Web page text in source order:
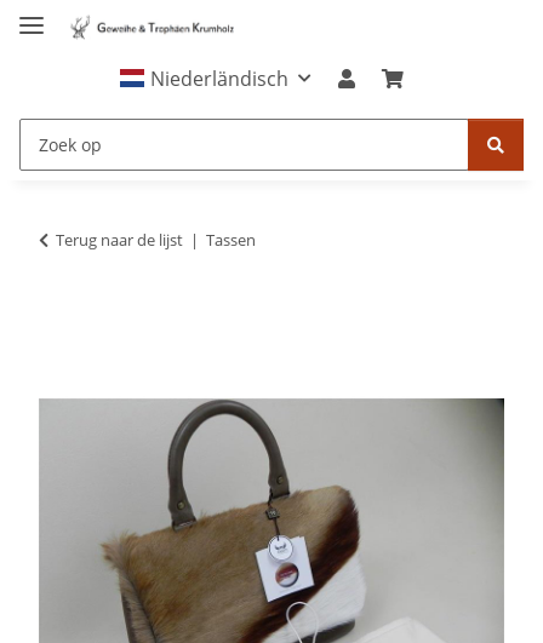
Niederländisch
Terug naar de lijst Tassen